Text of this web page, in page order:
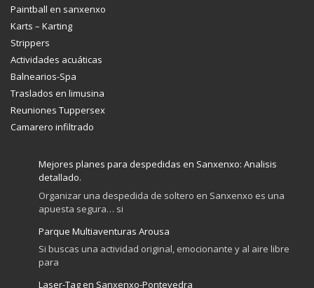
Paintball en sanxenxo
Karts – Karting
Strippers
Actividades acuáticas
Balnearios-Spa
Traslados en limusina
Reuniones Tuppersex
Camarero infiltrado
Mejores planes para despedidas en Sanxenxo: Analisis
detallado.
Organizar una despedida de soltero en Sanxenxo es una
apuesta segura… si
Parque Multiaventuras Arousa
Si buscas una actividad original, emocionante y al aire libre
para
Laser-Tag en Sanxenxo-Pontevedra